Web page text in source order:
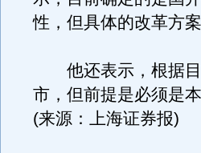
性，但具体的改革方
他还表示，根据目
市，但前提是必须是
(来源：上海证券报)